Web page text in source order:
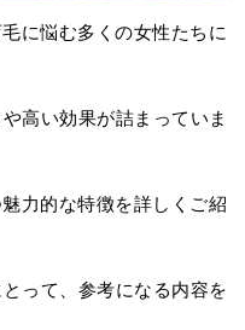
に悩む多くの女性たちに
高い効果が詰まっていま
力的な特徴を詳しくご紹
って、参考になる内容を